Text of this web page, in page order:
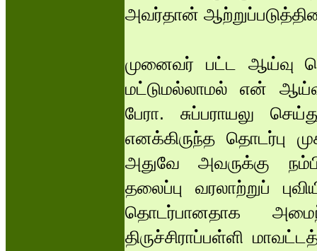
அவர்தான்
முனைவர் பட்ட ஆய்வு
மட்டுமல்லாமல் என்
பேரா. சுப்பராயலு
எனக்கிருந்த தொடர்பு
அதுவே அவருக்கு
தலைப்பு வரலாற்றுப்
தொடர்பானதாக
திருச்சிராப்பள்ளி